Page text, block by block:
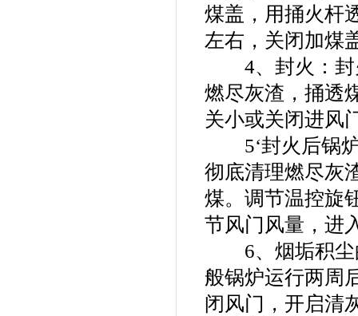
煤盖，用捅火杆
左右，关闭加煤
4、封火：封
燃尽灰渣，捅透
关小或关闭进风
5‘封火后锅炉
彻底清理燃尽灰
煤。调节温控旋
节风门风量，进
6、烟垢积尘
般锅炉运行两周
闭风门，开启清